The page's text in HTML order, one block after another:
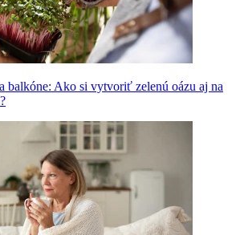
balkóne: Ako si vytvoriť zelenú oázu aj na